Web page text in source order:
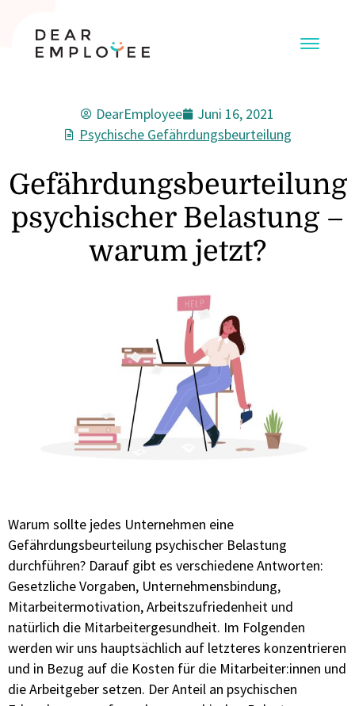
DearEmployee
Juni 16, 2021
Psychische Gefährdungsbeurteilung
Gefährdungsbeurteilung
psychischer Belastung –
warum jetzt?
Warum sollte jedes Unternehmen eine
Gefährdungsbeurteilung psychischer Belastung
durchführen? Darauf gibt es verschiedene Antworten:
Gesetzliche Vorgaben, Unternehmensbindung,
Mitarbeitermotivation, Arbeitszufriedenheit und
natürlich die Mitarbeitergesundheit. Im Folgenden
werden wir uns hauptsächlich auf letzteres konzentrieren
und in Bezug auf die Kosten für die Mitarbeiter:innen und
die Arbeitgeber setzen. Der Anteil an psychischen